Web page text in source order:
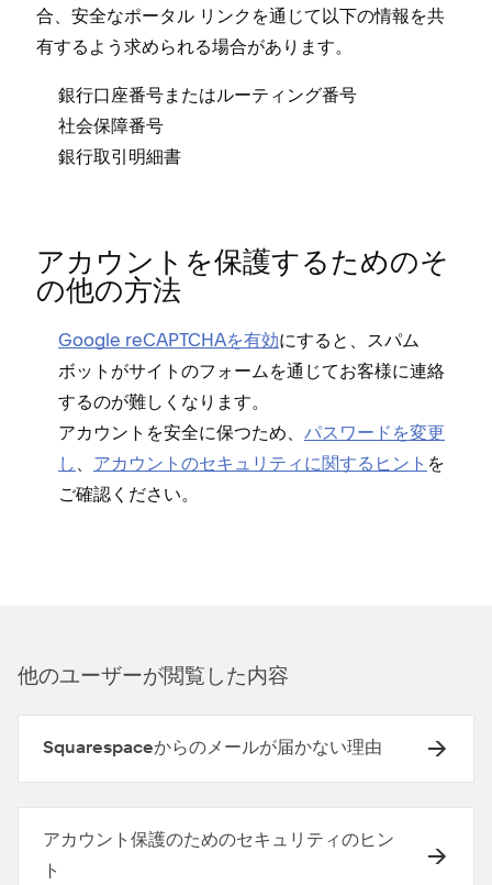
合⁠、安全なポ⁠ータル リンクを通じて以下の情報を共
有するよう求められる場合があります⁠。
銀行口座番号またはル⁠ーテ⁠ィング番号
社会保障番号
銀行取引明細書
アカウントを保護するためのそ
の他の方法
Google reCAPTCHAを有効にすると⁠、スパム
ボ⁠ットがサイトのフ⁠ォ⁠ームを通じてお客様に連絡
するのが難しくなります⁠。
アカウントを安全に保つため⁠、 パスワ⁠ードを変更
し ⁠、 アカウントのセキ⁠ュリテ⁠ィに関するヒント を
ご確認ください⁠。
他のユ⁠ーザ⁠ーが閲覧した内容
Squarespaceからのメールが届かない理由
アカウント保護のためのセキュリティのヒン
ト